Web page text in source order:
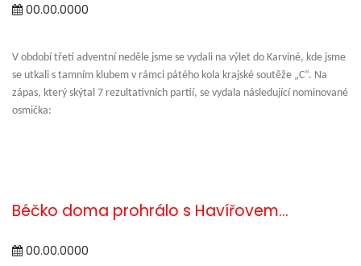
00.00.0000
V období třetí adventní neděle jsme se vydali na výlet do Karviné, kde jsme
se utkali s tamním klubem v rámci pátého kola krajské soutěže „C“. Na
zápas, který skýtal 7 rezultativních partií, se vydala následující nominované
osmička:
Béčko doma prohrálo s Havířovem...
00.00.0000